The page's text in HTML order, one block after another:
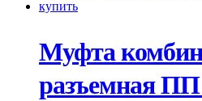
Муфта
разъемная